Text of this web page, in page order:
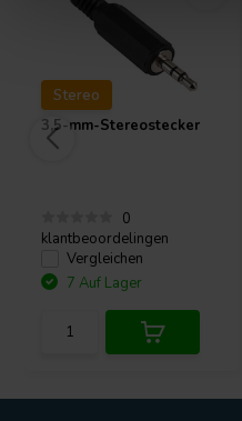
Stereo
3,5-mm-Stereostecker
0
klantbeoordelingen
Vergleichen
7 Auf Lager